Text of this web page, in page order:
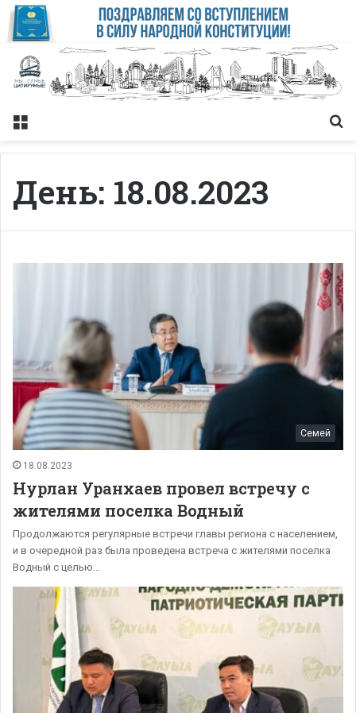
Меню
День: 18.08.2023
Семей
18.08.2023
Нурлан Уранхаев провел встречу с
жителями поселка Водный
Продолжаются регулярные встречи главы региона с населением,
и в очередной раз была проведена встреча с жителями поселка
Водный с целью…